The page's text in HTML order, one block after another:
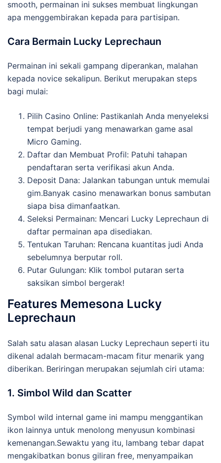
smooth, permainan ini sukses membuat lingkungan
apa menggembirakan kepada para partisipan.
Cara Bermain Lucky Leprechaun
Permainan ini sekali gampang diperankan, malahan
kepada novice sekalipun. Berikut merupakan steps
bagi mulai:
Pilih Casino Online: Pastikanlah Anda menyeleksi
tempat berjudi yang menawarkan game asal
Micro Gaming.
Daftar dan Membuat Profil: Patuhi tahapan
pendaftaran serta verifikasi akun Anda.
Deposit Dana: Jalankan tabungan untuk memulai
gim.Banyak casino menawarkan bonus sambutan
siapa bisa dimanfaatkan.
Seleksi Permainan: Mencari Lucky Leprechaun di
daftar permainan apa disediakan.
Tentukan Taruhan: Rencana kuantitas judi Anda
sebelumnya berputar roll.
Putar Gulungan: Klik tombol putaran serta
saksikan simbol bergerak!
Features Memesona Lucky
Leprechaun
Salah satu alasan alasan Lucky Leprechaun seperti itu
dikenal adalah bermacam-macam fitur menarik yang
diberikan. Beriringan merupakan sejumlah ciri utama:
1. Simbol Wild dan Scatter
Symbol wild internal game ini mampu menggantikan
ikon lainnya untuk menolong menyusun kombinasi
kemenangan.Sewaktu yang itu, lambang tebar dapat
mengakibatkan bonus giliran free, menyampaikan